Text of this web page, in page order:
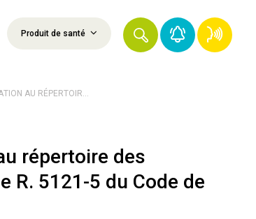
Produit de santé
AU RÉPERTOIR...
répertoire des
R. 5121-5 du Code de